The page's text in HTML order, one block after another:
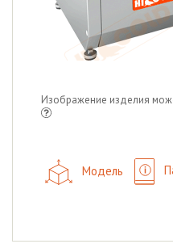
Изображение изделия
Модель